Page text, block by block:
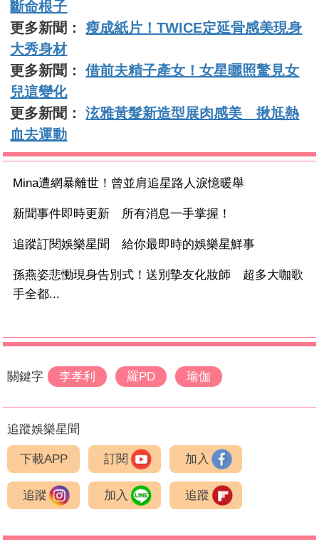
斷命根子
更多新聞：瘦成紙片！TWICE定延骨感美現身
大秀身材
更多新聞：借前夫精子產女！女星曬照驚見女
兒這變化
更多新聞：泫雅黃髮新造型展肉感美 揪尪熱
血去運動
Mina遭網暴離世！曾並肩追星路人淚憶暖舉
新聞事件即時更新 所有消息一手掌握！
追蹤訂閱娛樂星聞 給你最即時的娛樂星鮮事
孫燕姿悲慟現身告別式！送別摯友化妝師 超多大咖歌
手全都...
關鍵字 李孝利 羅PD 瑜伽
追蹤娛樂星聞
下載APP 訂閱 加入
追蹤 加入 追蹤